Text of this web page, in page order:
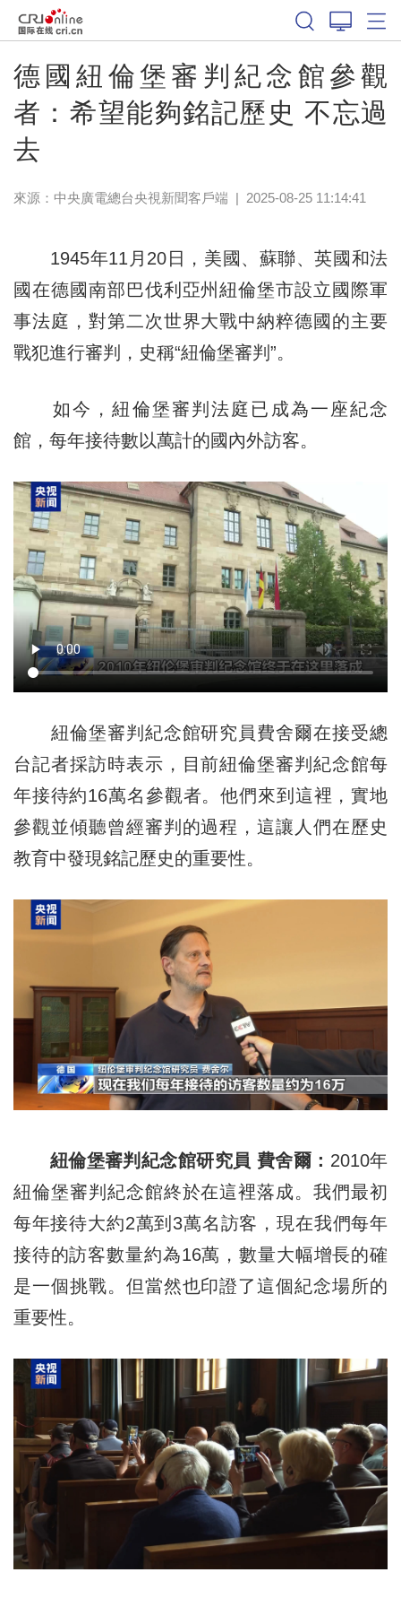
德國紐倫堡審判紀念館參觀
者：希望能夠銘記歷史 不忘過
去
來源： 中央廣電總台央視新聞客戶端 | 2025-08-25 11:14:41
1945年11月20日，美國、蘇聯、英國和法
國在德國南部巴伐利亞州紐倫堡市設立國際軍
事法庭，對第二次世界大戰中納粹德國的主要
戰犯進行審判，史稱“紐倫堡審判”。
如今，紐倫堡審判法庭已成為一座紀念
館，每年接待數以萬計的國內外訪客。
紐倫堡審判紀念館研究員費舍爾在接受總
台記者採訪時表示，目前紐倫堡審判紀念館每
年接待約16萬名參觀者。他們來到這裡，實地
參觀並傾聽曾經審判的過程，這讓人們在歷史
教育中發現銘記歷史的重要性。
紐倫堡審判紀念館研究員 費舍爾： 2010年
紐倫堡審判紀念館終於在這裡落成。我們最初
每年接待大約2萬到3萬名訪客，現在我們每年
接待的訪客數量約為16萬，數量大幅增長的確
是一個挑戰。但當然也印證了這個紀念場所的
重要性。